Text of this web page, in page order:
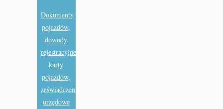
Dokumenty
pojazdów,
dowody
rejestracyjne,
karty
pojazdów,
zaświadczenia
urzędowe